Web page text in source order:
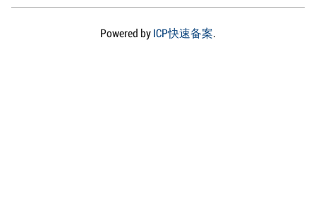
Powered byICP快速备案.